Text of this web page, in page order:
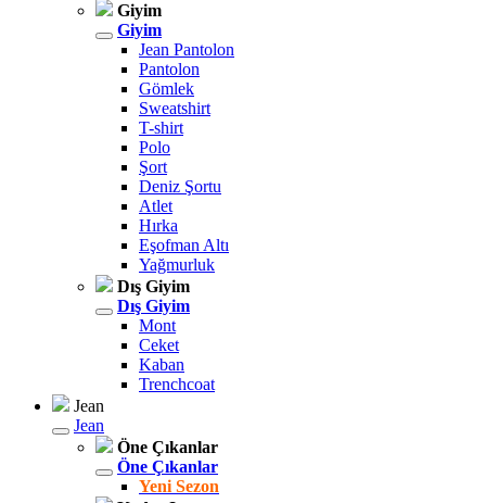
Giyim
Giyim
Jean Pantolon
Pantolon
Gömlek
Sweatshirt
T-shirt
Polo
Şort
Deniz Şortu
Atlet
Hırka
Eşofman Altı
Yağmurluk
Dış Giyim
Dış Giyim
Mont
Ceket
Kaban
Trenchcoat
Jean
Jean
Öne Çıkanlar
Öne Çıkanlar
Yeni Sezon